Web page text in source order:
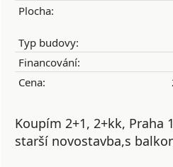
Plocha:
Typ budovy:
Financování:
Cena:
Koupím 2+1, 2+kk, Praha
starší novostavba,s